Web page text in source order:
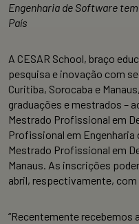
Engenharia de Software
País
A CESAR School, braço
pesquisa e inovação com
Curitiba, Sorocaba e
graduações e mestrados –
Mestrado Profissional em
Profissional em Engenharia
Mestrado Profissional em
Manaus. As inscrições
abril, respectivamente, com
“Recentemente recebemos